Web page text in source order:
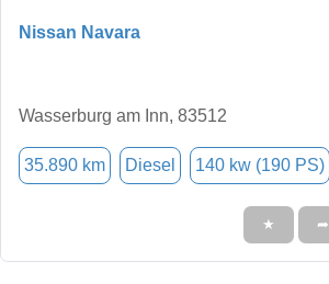
Nissan Navara
Wasserburg am Inn, 83512
35.890 km Diesel 140 kw (190 PS)
★ ➦